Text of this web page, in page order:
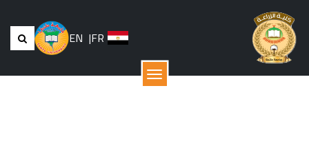
EN |FR
القائمة